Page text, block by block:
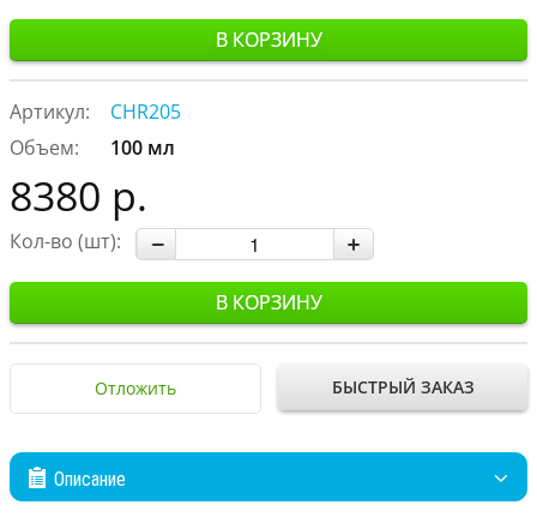
В КОРЗИНУ
Артикул:
CHR205
Объем:
100 мл
8380 р.
Кол-во (шт):
В КОРЗИНУ
Отложить БЫСТРЫЙ ЗАКАЗ
Описание